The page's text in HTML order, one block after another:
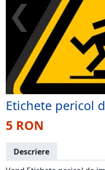
Etichete pericol
5 RON
Descriere